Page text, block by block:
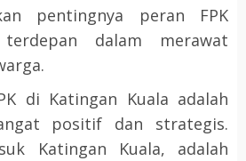
pentingnya peran FPK
dalam merawat
di Katingan Kuala adalah
positif dan strategis.
Katingan Kuala, adalah